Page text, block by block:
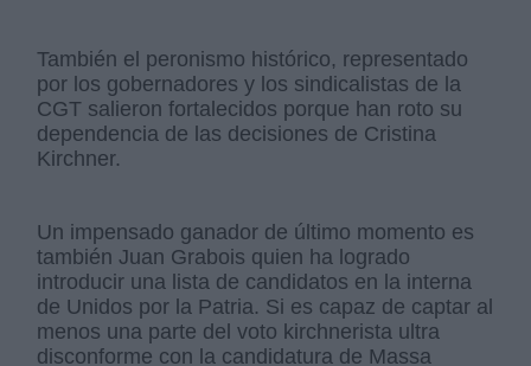
También el peronismo histórico, representado
por los gobernadores y los sindicalistas de la
CGT salieron fortalecidos porque han roto su
dependencia de las decisiones de Cristina
Kirchner.
Un impensado ganador de último momento es
también Juan Grabois quien ha logrado
introducir una lista de candidatos en la interna
de Unidos por la Patria. Si es capaz de captar al
menos una parte del voto kirchnerista ultra
disconforme con la candidatura de Massa